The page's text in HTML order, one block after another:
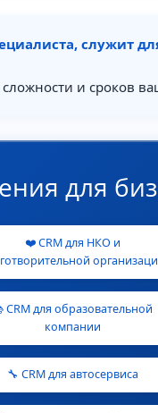
служит
и сроков
для
❤️ CRM для НКО и
CRM для образовательной
компании
🔧 CRM для автосервиса